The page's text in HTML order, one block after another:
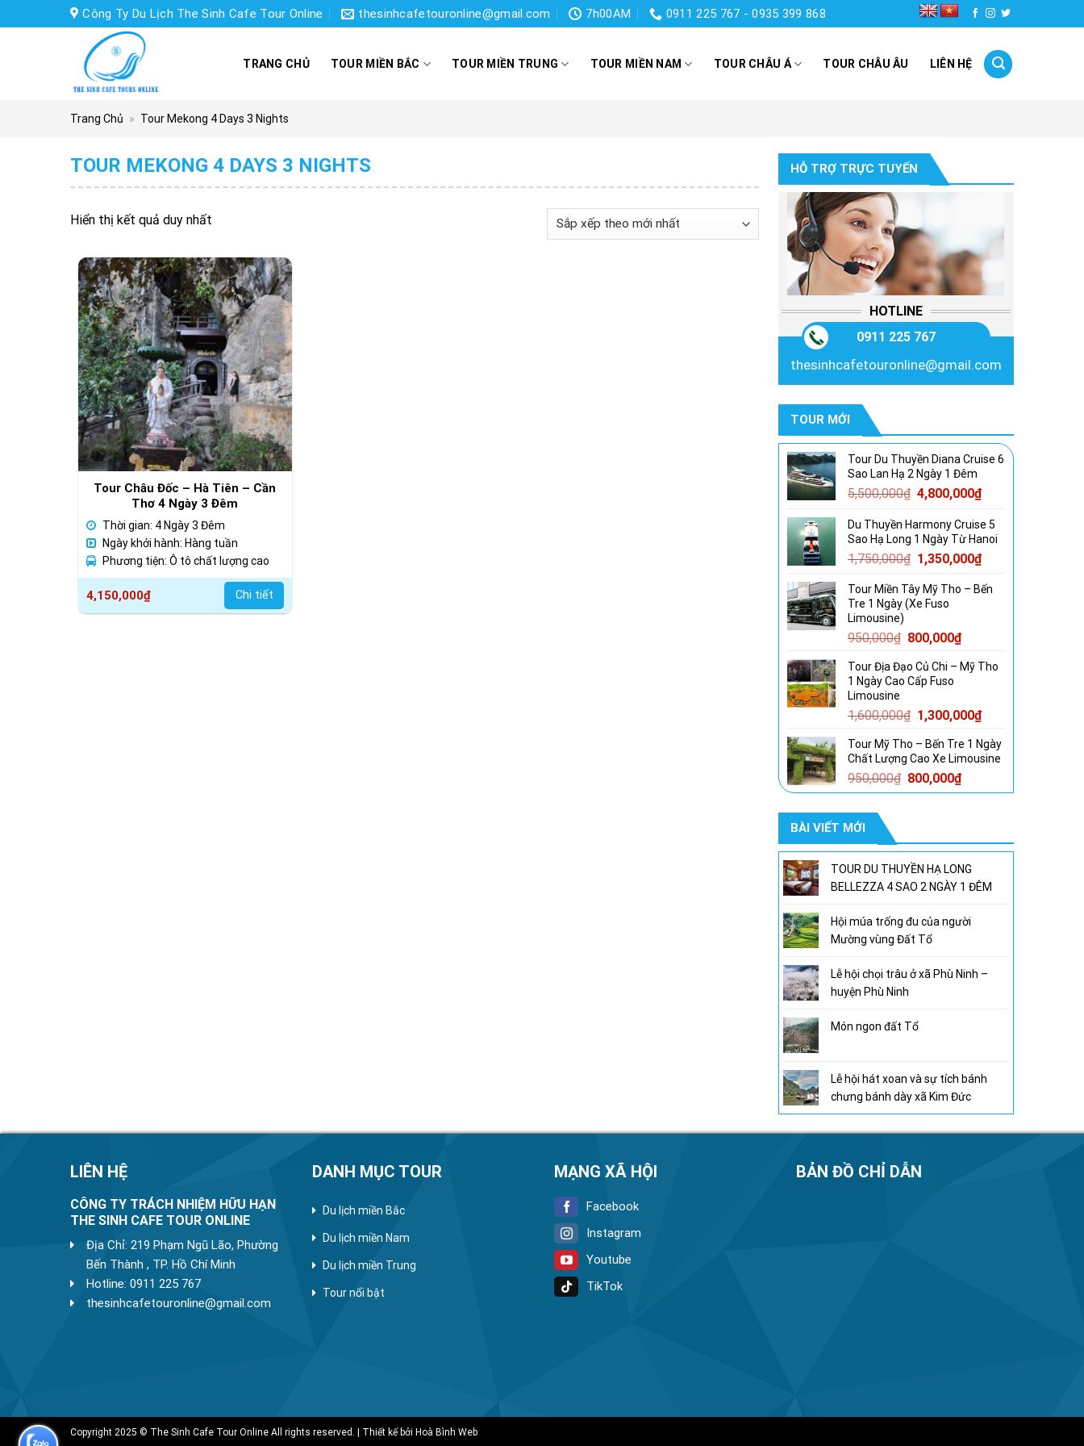
to
Công Ty Du Lịch The Sinh Cafe Tour Online thesinhcafetouronline@gmail.com 7h00AM 0911 225 767 - 0935 399 868
TRANG CHỦ TOUR MIỀN BẮC TOUR MIỀN TRUNG TOUR MIỀN NAM TOUR CHÂU Á TOUR CHÂU ÂU LIÊN HỆ
Trang Chủ » Tour Mekong 4 Days 3 Nights
TOUR MEKONG 4 DAYS 3 NIGHTS
Hiển thị kết quả duy nhất
Tour Châu Đốc – Hà Tiên – Cần
Thơ 4 Ngày 3 Đêm
Thời gian: 4 Ngày 3 Đêm
Ngày khởi hành: Hàng tuần
Phương tiện: Ô tô chất lượng cao
4,150,000₫ Chi tiết
HỖ TRỢ TRỰC TUYẾN
HOTLINE
0911 225 767
thesinhcafetouronline@gmail.com
TOUR MỚI
Tour Du Thuyền Diana Cruise 6
Sao Lan Hạ 2 Ngày 1 Đêm
5,500,000₫ Giá
là:
5,500,000₫.
4,800,000₫Giá
tại
là:
4,800,000₫.
Du Thuyền Harmony Cruise 5
Sao Hạ Long 1 Ngày Từ Hanoi
1,750,000₫ Giá
là:
1,750,000₫.
1,350,000₫Giá
tại
Tour Miền Tây Mỹ Tho – Bến
Tre 1 Ngày (Xe Fuso
Limousine)
950,000₫ Giá
là:
950,000₫.
800,000₫Giá
tại
Tour Địa Đạo Củ Chi – Mỹ Tho
1 Ngày Cao Cấp Fuso
Limousine
1,600,000₫ Giá
là:
1,600,000₫.
1,300,000₫Giá
tại
là:
Tour Mỹ Tho – Bến Tre 1 Ngày
Chất Lượng Cao Xe Limousine
950,000₫ Giá
gốc
800,000₫Giá
hiện
800,000₫.
BÀI VIẾT MỚI
TOUR DU THUYỀN HẠ LONG
BELLEZZA 4 SAO 2 NGÀY 1 ĐÊM
Hội múa trống đu của người
Mường vùng Đất Tổ
Lễ hội chọi trâu ở xã Phù Ninh –
huyện Phù Ninh
Món ngon đất Tổ
Lễ hội hát xoan và sự tích bánh
chưng bánh dày xã Kim Đức
LIÊN HỆ
CÔNG TY TRÁCH NHIỆM HỮU HẠN
THE SINH CAFE TOUR ONLINE
Địa Chỉ: 219 Phạm Ngũ Lão, Phường
Bến Thành , TP. Hồ Chí Minh
Hotline: 0911 225 767
thesinhcafetouronline@gmail.com
DANH MỤC TOUR
Du lịch miền Bắc
Du lịch miền Nam
Du lịch miền Trung
Tour nổi bật
MẠNG XÃ HỘI
Facebook
Instagram
Youtube
TikTok
BẢN ĐỒ CHỈ DẪN
Copyright 2025 © The Sinh Cafe Tour Online All rights reserved. | Thiết kế bởi Hoà Bình Web